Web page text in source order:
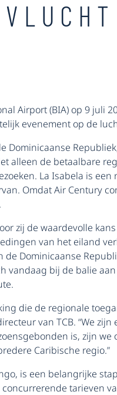
Airport (BIA) op 9 juli
evenement op de
Dominicaanse
alleen de betaalbare
La Isabela is een
Omdat Air Century
zij de waardevolle
van het eiland
Dominicaanse
vandaag bij de balie
die de regionale
van TCB. “We zijn
is, zijn we
Caribische regio.”
is een belangrijke
tarieven